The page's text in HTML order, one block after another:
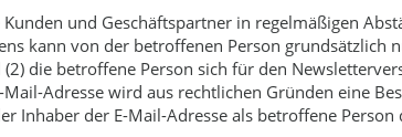
und Geschäftspartner in regelmäßigen
kann von der betroffenen Person grundsätzlich
die betroffene Person sich für den
Adresse wird aus rechtlichen Gründen eine
Inhaber der E-Mail-Adresse als betroffene